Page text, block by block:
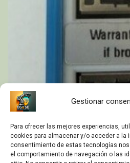
Gestionar
Para ofrecer las mejores experiencias,
cookies para almacenar y/o acceder a la
consentimiento de estas tecnologías
el comportamiento de navegación o las